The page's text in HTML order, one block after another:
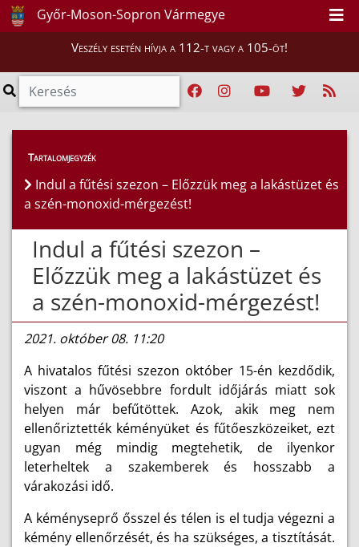
Győr-Moson-Sopron Vármegye
Veszély esetén hívja a 112-t vagy a 105-öt!
Híreink > Hírek
Tartalomjegyzék
Indul a fűtési szezon – Előzzük meg a lakástüzet és
a szén-monoxid-mérgezést!
Indul a fűtési szezon –
Előzzük meg a lakástüzet és
a szén-monoxid-mérgezést!
2021. október 08. 11:20
A hivatalos fűtési szezon október 15-én kezdődik,
viszont a hűvösebbre fordult időjárás miatt sok
helyen már befűtöttek. Azok, akik meg nem
ellenőriztették kéményüket és fűtőeszközeiket, ezt
ugyan még mindig megtehetik, de ilyenkor
leterheltek a szakemberek és hosszabb a
várakozási idő.
A kéményseprő ősszel és télen is el tudja végezni a
kémény ellenőrzését, és ha szükséges, a tisztítását.